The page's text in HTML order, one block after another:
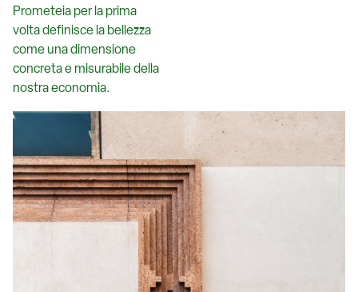
Prometeia per la prima
volta definisce la bellezza
come una dimensione
concreta e misurabile della
nostra economia.